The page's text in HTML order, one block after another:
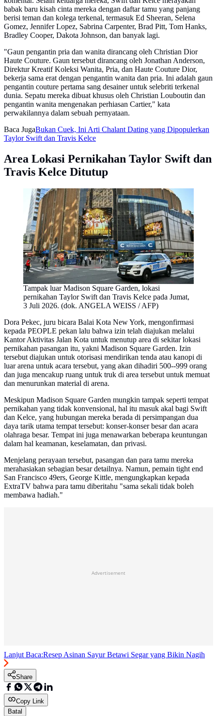
babak baru kisah cinta mereka dengan daftar tamu yang panjang
berisi teman dan kolega terkenal, termasuk Ed Sheeran, Selena
Gomez, Jennifer Lopez, Sabrina Carpenter, Brad Pitt, Tom Hanks,
Bradley Cooper, Dakota Johnson, dan banyak lagi.
"Gaun pengantin pria dan wanita dirancang oleh Christian Dior
Haute Couture. Gaun tersebut dirancang oleh Jonathan Anderson,
Direktur Kreatif Koleksi Wanita, Pria, dan Haute Couture Dior,
bekerja sama erat dengan pengantin wanita dan pria. Ini adalah gaun
pengantin couture pertama sang desainer untuk selebriti terkenal
dunia. Sepatu mereka dibuat khusus oleh Christian Louboutin dan
pengantin wanita mengenakan perhiasan Cartier," kata
perwakilannya dalam sebuah pernyataan.
Baca JugaBukan Cuek, Ini Arti Chalant Dating yang Dipopulerkan
Taylor Swift dan Travis Kelce
Area Lokasi Pernikahan Taylor Swift dan
Travis Kelce Ditutup
Tampak luar Madison Square Garden, lokasi
pernikahan Taylor Swift dan Travis Kelce pada Jumat,
3 Juli 2026. (dok. ANGELA WEISS / AFP)
Dora Pekec, juru bicara Balai Kota New York, mengonfirmasi
kepada PEOPLE pekan lalu bahwa izin telah diajukan melalui
Kantor Aktivitas Jalan Kota untuk menutup area di sekitar lokasi
pernikahan pasangan itu, yakni Madison Square Garden. Izin
tersebut diajukan untuk otorisasi mendirikan tenda atau kanopi di
luar arena untuk acara tersebut, yang akan dihadiri 500--999 orang
dan juga mencakup ruang untuk truk di area tersebut untuk memuat
dan menurunkan material di arena.
Meskipun Madison Square Garden mungkin tampak seperti tempat
pernikahan yang tidak konvensional, hal itu masuk akal bagi Swift
dan Kelce, yang hubungan mereka berada di persimpangan dua
daya tarik utama tempat tersebut: konser-konser besar dan acara
olahraga besar. Tempat ini juga menawarkan beberapa keuntungan
dalam hal keamanan, keselamatan, dan privasi.
Menjelang perayaan tersebut, pasangan dan para tamu mereka
merahasiakan sebagian besar detailnya. Namun, pemain tight end
San Francisco 49ers, George Kittle, mengungkapkan kepada
ExtraTV bahwa para tamu diberitahu "sama sekali tidak boleh
membawa hadiah."
Advertisement
Lanjut Baca:Resep Asinan Sayur Betawi Segar yang Bikin Nagih
Share
Copy Link
Batal